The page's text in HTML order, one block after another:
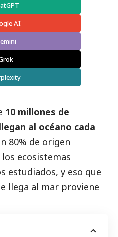
AI
10 millones de
al océano cada
80% de origen
ecosistemas
estudiados, y eso que
llega al mar proviene